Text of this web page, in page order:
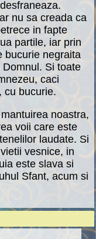
nu sa creada ca
in fapte
partile, iar prin
bucurie negraita
Si toate
caci
cu bucurie.
noastra,
voii care este
laudate. Si
vesnice, in
este slava si
Sfant, acum si